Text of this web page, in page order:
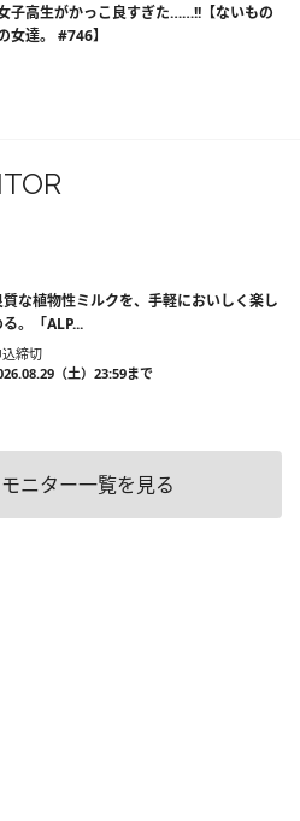
子高生がかっこ良すぎた……!!【ないもの
女達。 #746】
質な植物性ミルクを、手軽においしく楽し
。「ALP...
込締切
（土）23:59まで
ニター一覧を見る